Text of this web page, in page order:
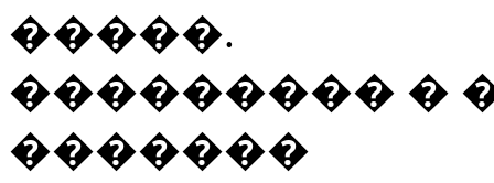
�����.
��������� �
�������